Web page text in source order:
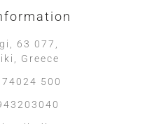
63 077,
Greece
500